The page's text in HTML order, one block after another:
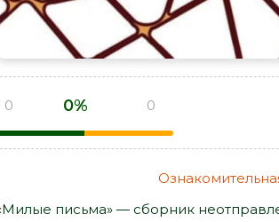
0 0% 0
письма» — сборник